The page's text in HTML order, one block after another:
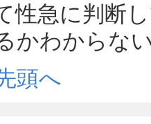
性急に判断
かわからな
頭へ